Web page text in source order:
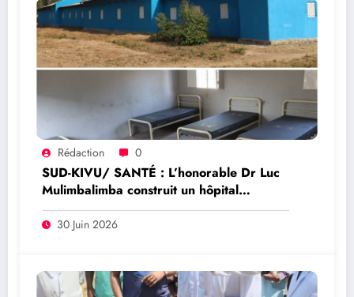
Rédaction 0
SUD-KIVU/ SANTÉ : L’honorable Dr Luc
Mulimbalimba construit un hôpital
communautaire à Sange pour améliorer
l’accès aux soins
30 Juin 2026